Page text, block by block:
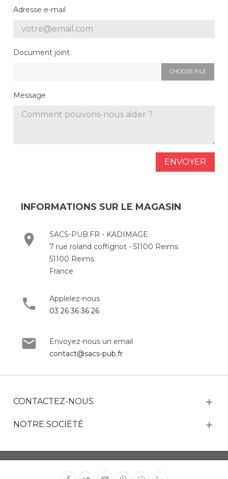
Adresse e-mail
Document joint
CHOOSE FILE
Message
INFORMATIONS SUR LE MAGASIN
SACS-PUB.FR - KADIMAGE
7 rue roland coffignot - 51100 Reims
51100 Reims
France
Applelez-nous
03 26 36 36 26
Envoyez-nous un email
contact@sacs-pub.fr
CONTACTEZ-NOUS
NOTRE SOCIÉTÉ